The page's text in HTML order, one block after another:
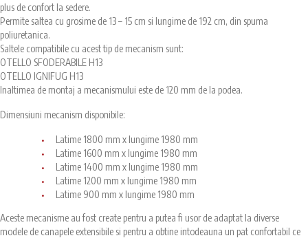
plus de confort la sedere.
Permite saltea cu grosime de 13 – 15 cm si lungime de 192 cm, din spuma
poliuretanica.
Saltele compatibile cu acest tip de mecanism sunt:
OTELLO SFODERABILE H13
OTELLO IGNIFUG H13
Inaltimea de montaj a mecanismului este de 120 mm de la podea.
Dimensiuni mecanism disponibile:
Latime 1800 mm x lungime 1980 mm
Latime 1600 mm x lungime 1980 mm
Latime 1400 mm x lungime 1980 mm
Latime 1200 mm x lungime 1980 mm
Latime 900 mm x lungime 1980 mm
Aceste mecanisme au fost create pentru a putea fi usor de adaptat la diverse
modele de canapele extensibile si pentru a obtine intodeauna un pat confortabil ce